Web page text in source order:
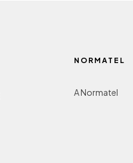
NORMATEL
A Normatel